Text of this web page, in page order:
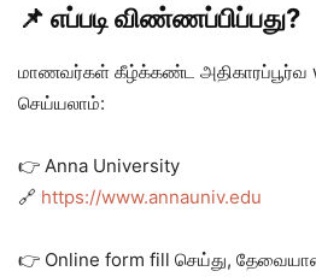
📌 எப்படி விண்ணப்பிப்பது?
மாணவர்கள் கீழ்க்கண்ட அதிகாரப்பூர்வ
செய்யலாம்:
👉 Anna University
🔗 https://www.annauniv.edu
👉 Online form fill செய்து,